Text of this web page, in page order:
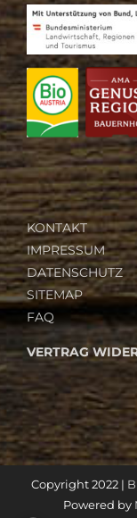
KONTAKT
IMPRESSUM
DATENSCHUTZ
SITEMAP
FAQ
VERTRAG
Copyright 2022 |
Powered by